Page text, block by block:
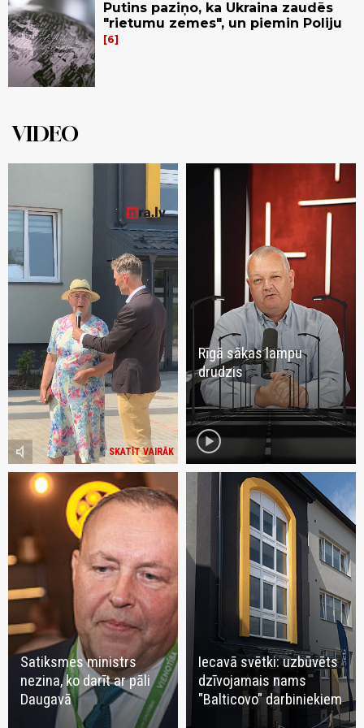
Putins paziņo, ka Ukraina zaudēs
"rietumu zemes", un piemin Poliju
6
VIDEO
SKATĪT VAIRĀK
volume_mute
Rīgā sākas lampu
drudzis
play_circle
Satiksmes ministrs
nezina, ko darīt ar pāli
Daugavā
Iecavā svētki: uzbūvēts
dzīvojamais nams
"Balticovo" darbiniekiem